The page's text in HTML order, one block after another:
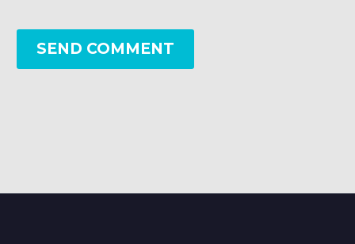
SEND COMMENT